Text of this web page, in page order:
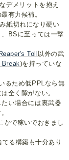
デメリットを抱え
有力候補。
紙切れになり硬い
BSに至っては一撃
Toll以外の武
Break)を持っていな
るため低PPLなら無
全く隙がない。
い場合には裏武器
かで稼いでおきまし
てる構築も十分あり